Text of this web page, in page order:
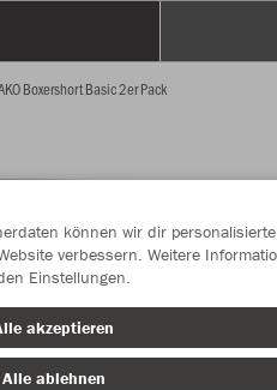
Boxershort Basic 2er Pack
können wir dir personalisierte
verbessern. Weitere
Einstellungen.
akzeptieren
Alle ablehnen